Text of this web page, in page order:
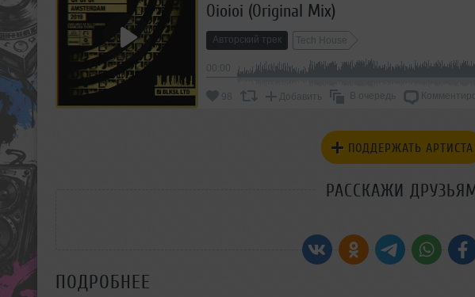
Oioioi (Original Mix)
Авторский трек Tech House
98 Добавить В очередь
ПОДДЕРЖАТЬ АРТИСТА
РАССКАЖИ
ПОДРОБНЕЕ